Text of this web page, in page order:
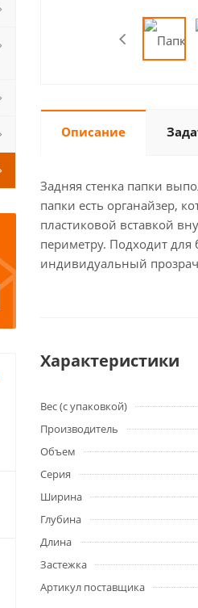
Описание
Задняя стенка папки
папки есть органайзер,
пластиковой вставкой
периметру. Подходит для
индивидуальный
Характеристики
Вес (с упаковкой)
Производитель
Объем
Серия
Ширина
Глубина
Длина
Застежка
Артикул поставщика